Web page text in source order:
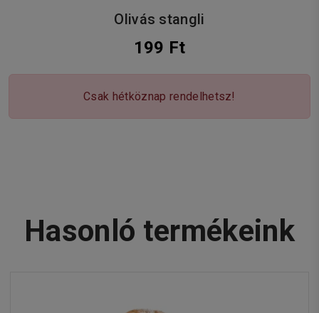
Olivás stangli
199 Ft
Csak hétköznap rendelhetsz!
Hasonló termékeink